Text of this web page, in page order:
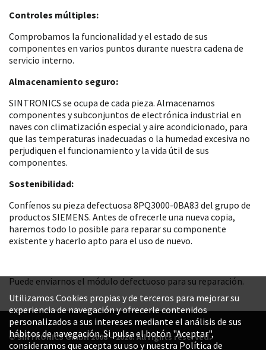
Controles múltiples:
Comprobamos la funcionalidad y el estado de sus
componentes en varios puntos durante nuestra cadena de
servicio interno.
Almacenamiento seguro:
SINTRONICS se ocupa de cada pieza. Almacenamos
componentes y subconjuntos de electrónica industrial en
naves con climatización especial y aire acondicionado, para
que las temperaturas inadecuadas o la humedad excesiva no
perjudiquen el funcionamiento y la vida útil de sus
componentes.
Sostenibilidad:
Confíenos su pieza defectuosa 8PQ3000-0BA83 del grupo de
productos SIEMENS. Antes de ofrecerle una nueva copia,
haremos todo lo posible para reparar su componente
existente y hacerlo apto para el uso de nuevo.
Puede enviarnos el módulo defectuoso para su reparación.
© SINTRONICS GmbH 2008 – 2026. All rights reserved.
Utilizamos Cookies propias y de terceros para mejorar su
experiencia de navegación y ofrecerle contenidos
personalizados a sus intereses mediante el análisis de sus
hábitos de navegación. Si pulsa el botón "Aceptar",
consideramos que acepta su uso y nuestra Política de